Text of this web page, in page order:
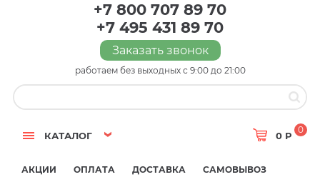
+7 800 707 89 70
+7 495 431 89 70
Заказать звонок
работаем без выходных с 9:00 до 21:00
КАТАЛОГ 0 Р
0
АКЦИИ ОПЛАТА ДОСТАВКА САМОВЫВОЗ